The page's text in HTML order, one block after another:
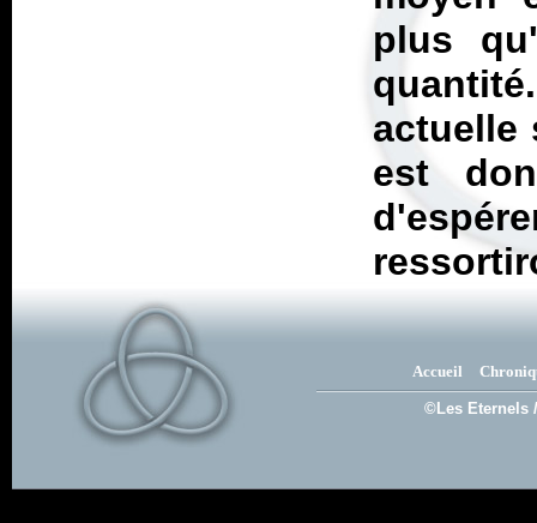
plus
actuelle
est
Accueil
©Les Eternels